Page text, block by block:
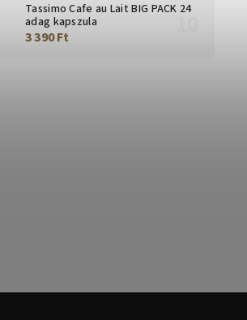
Tassimo Cafe au Lait BIG PACK 24
adag kapszula
3 390 Ft